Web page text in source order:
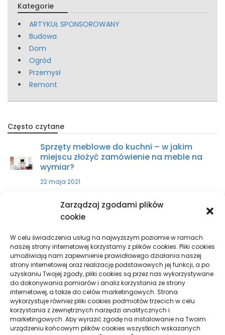
Zarządzaj zgodami plików
cookie
W celu świadczenia usług na najwyższym poziomie w ramach
naszej strony internetowej korzystamy z plików cookies. Pliki cookies
umożliwiają nam zapewnienie prawidłowego działania naszej
strony internetowej oraz realizację podstawowych jej funkcji, a po
uzyskaniu Twojej zgody, pliki cookies są przez nas wykorzystywane
do dokonywania pomiarów i analiz korzystania ze strony
internetowej, a także do celów marketingowych. Strona
wykorzystuje również pliki cookies podmiotów trzecich w celu
korzystania z zewnętrznych narzędzi analitycznych i
marketingowych. Aby wyrazić zgodę na instalowanie na Twoim
urządzeniu końcowym plików cookies wszystkich wskazanych
Kategorie
ARTYKUŁ SPONSOROWANY
Budowa
Dom
Ogród
Przemysł
Remont
Często czytane
Sprzęty meblowe do kuchni – w jakim
miejscu złożyć zamówienie na meble na
wymiar?
22 maja 2021
Zakup części do ciągnika – w jakim
miejscu kupić?
9 kwietnia 2021
Sprzęty skrawające – wszystko, co
musisz wiedzieć
29 października 2021